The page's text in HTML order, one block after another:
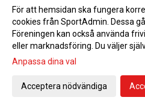
Tävlingsforum söndag 15 april
Träningstider
Nu finns Dreamstar häftena på kansliet
Inga Dreamstar häften 28/3
Till alla ledare
Vi hälsar alla barn födda 2012 och
För att hemsidan ska fungera
cookies från SportAdmin. Dessa
Föreningen kan också använda
eller marknadsföring. Du väljer
Anpassa dina val
Acceptera nödvändiga